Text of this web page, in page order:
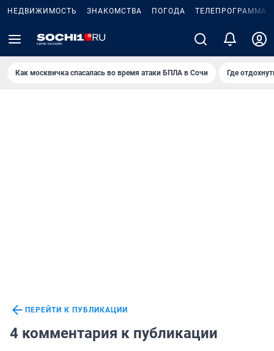
НЕДВИЖИМОСТЬ ЗНАКОМСТВА ПОГОДА ТЕЛЕПРОГРАММА
Как москвичка спасалась во время атаки БПЛА в Сочи Где
ПЕРЕЙТИ К ПУБЛИКАЦИИ
4 комментария к публикации